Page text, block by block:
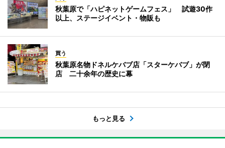
秋葉原で「ハピネットゲームフェス」 試遊30作
以上、ステージイベント・物販も
買う
秋葉原名物ドネルケバブ店「スターケバブ」が閉
店 二十余年の歴史に幕
もっと見る